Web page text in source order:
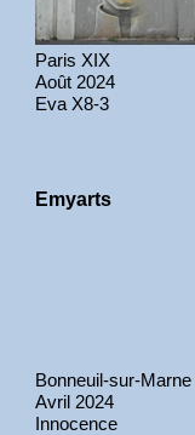
Paris XIX
Août 2024
Eva X8-3
Emyarts
Bonneuil-sur-
Avril 2024
Innocence